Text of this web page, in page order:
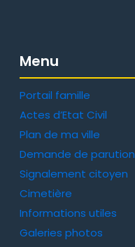
Menu
Portail famille
Actes d’Etat Civil
Plan de ma ville
Demande de parution
Signalement citoyen
Cimetière
Informations utiles
Galeries photos